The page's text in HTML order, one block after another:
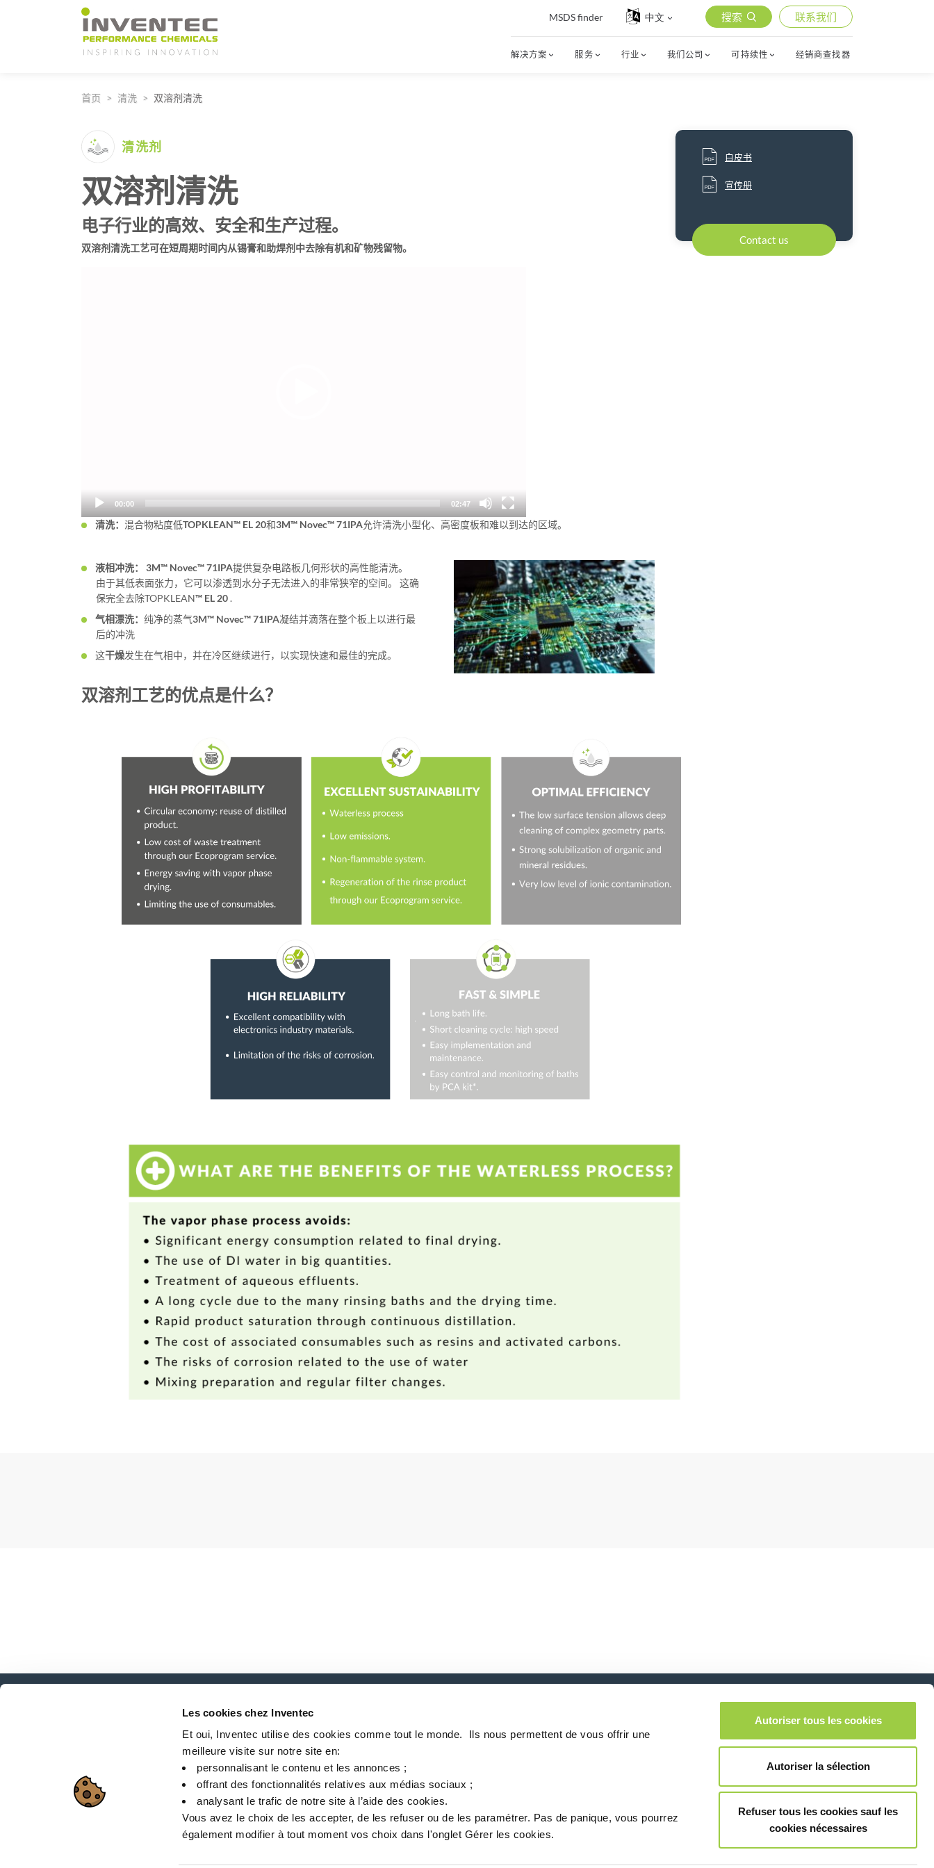
Les cookies chez Inventec
Et oui, Inventec utilise des cookies comme tout le monde. ​ Ils nous permettent de vous offrir une
meilleure visite sur notre site en:​
personnalisant le contenu et les annonces ;​
offrant des fonctionnalités relatives aux médias sociaux ; ​
analysant le trafic de notre site à l’aide des cookies.​
Vous avez le choix de les accepter, de les refuser ou de les paramétrer.​ Pas de panique, vous pourrez
également modifier à tout moment vos choix dans l'onglet Gérer les cookies.​ ​ ​
Autoriser tous les cookies
Autoriser la sélection
Refuser tous les cookies sauf les
cookies nécessaires
Main Navigation
MSDS finder 中文 搜索 联系我们
解决方案 服务 行业 我们公司 可持续性 经销商查找器
首页 清洗 双溶剂清洗
清洗剂
双溶剂清洗
电子行业的高效、安全和生产过程。
双溶剂清洗工艺可在短周期时间内从锡膏和助焊剂中去除有机和矿物残留物。
00:00 02:47
清洗： 混合物粘度低TOPKLEAN™ EL 20和3M™ Novec™ 71IPA允许清洗小型化、高密度板和难以到达的区域。
液相冲洗： 3M™ Novec™ 71IPA提供复杂电路板几何形状的高性能清洗。
由于其低表面张力，它可以渗透到水分子无法进入的非常狭窄的空间。 这确
保完全去除TOPKLEAN™ EL 20.
气相漂洗： 纯净的蒸气3M™ Novec™ 71IPA凝结并滴落在整个板上以进行最
后的冲洗
这干燥发生在气相中，并在冷区继续进行，以实现快速和最佳的完成。
双溶剂工艺的优点是什么？
白皮书
宣传册
Contact us
新闻、服务、产品、..
与我们的时事通讯保持联系！
在社交媒体上关注我
站点地图 关于Inventec 服务定位 新闻 MSDS finder